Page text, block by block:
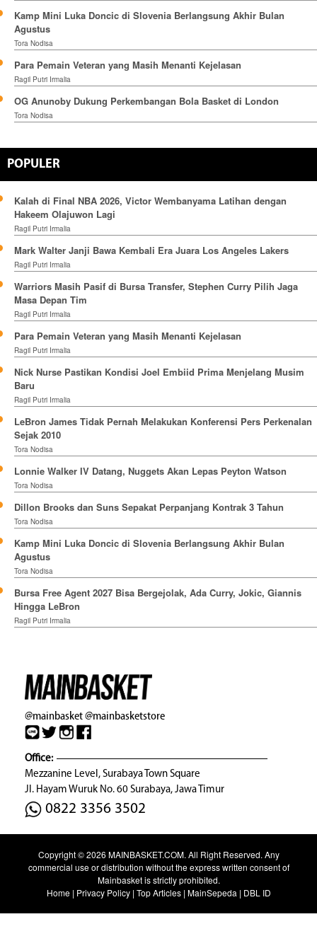
Kamp Mini Luka Doncic di Slovenia Berlangsung Akhir Bulan
Agustus
Tora Nodisa
Para Pemain Veteran yang Masih Menanti Kejelasan
Ragil Putri Irmalia
OG Anunoby Dukung Perkembangan Bola Basket di London
Tora Nodisa
POPULER
Kalah di Final NBA 2026, Victor Wembanyama Latihan dengan
Hakeem Olajuwon Lagi
Ragil Putri Irmalia
Mark Walter Janji Bawa Kembali Era Juara Los Angeles Lakers
Ragil Putri Irmalia
Warriors Masih Pasif di Bursa Transfer, Stephen Curry Pilih Jaga
Masa Depan Tim
Ragil Putri Irmalia
Para Pemain Veteran yang Masih Menanti Kejelasan
Ragil Putri Irmalia
Nick Nurse Pastikan Kondisi Joel Embiid Prima Menjelang Musim
Baru
Ragil Putri Irmalia
LeBron James Tidak Pernah Melakukan Konferensi Pers Perkenalan
Sejak 2010
Tora Nodisa
Lonnie Walker IV Datang, Nuggets Akan Lepas Peyton Watson
Tora Nodisa
Dillon Brooks dan Suns Sepakat Perpanjang Kontrak 3 Tahun
Tora Nodisa
Kamp Mini Luka Doncic di Slovenia Berlangsung Akhir Bulan
Agustus
Tora Nodisa
Bursa Free Agent 2027 Bisa Bergejolak, Ada Curry, Jokic, Giannis
Hingga LeBron
Ragil Putri Irmalia
@mainbasket@mainbasketstore
Office:
Mezzanine Level, Surabaya Town Square
Jl. Hayam Wuruk No. 60 Surabaya, Jawa Timur
0822 3356 3502
Copyright © 2026 MAINBASKET.COM. All Right Reserved. Any
commercial use or distribution without the express written consent of
Mainbasket is strictly prohibited.
Home| Privacy Policy| Top Articles| MainSepeda | DBL ID